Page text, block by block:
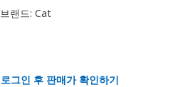
브랜드: Cat
로그인 후 판매가 확인하기